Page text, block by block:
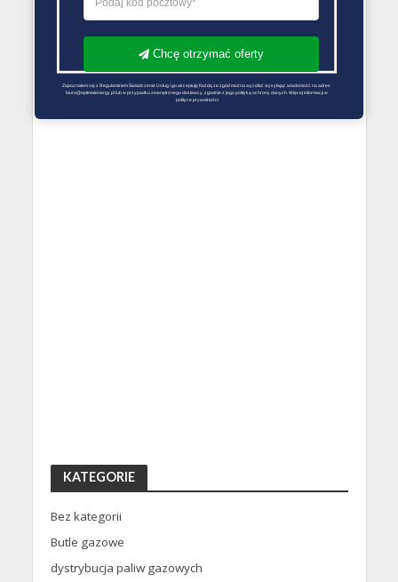
KATEGORIE
Bez kategorii
Butle gazowe
dystrybucja paliw gazowych
Chcę otrzymać oferty
Zapoznałem się z Regulaminem Świadczenie Usług i go akceptuję Każdą ze zgód można wycofać wysyłając wiadomość na adres
biuro@optimalenergy.pl lub w przypadku zewnętrznego dostawcy, zgodnie z jego polityką ochrony danych. Więcej informacji w
polityce prywatności